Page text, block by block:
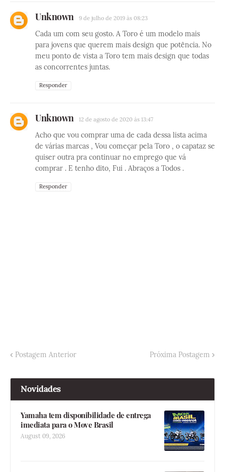
Unknown 9 de julho de 2019 às 08:23
Cada um com seu gosto. A Toro é um modelo mais
para jovens que querem mais design que potência. No
meu ponto de vista a Toro tem mais design que todas
as concorrentes juntas.
Responder
Unknown 12 de agosto de 2020 às 13:47
Acho que vou comprar uma de cada dessa lista acima
de várias marcas , Vou começar pela Toro , o capataz se
quiser outra pra continuar no emprego que vá
comprar . E tenho dito, Fui . Abraços a Todos .
Responder
Postagem Anterior Próxima Postagem
Novidades
Yamaha tem disponibilidade de entrega
imediata para o Move Brasil
August 09, 2026